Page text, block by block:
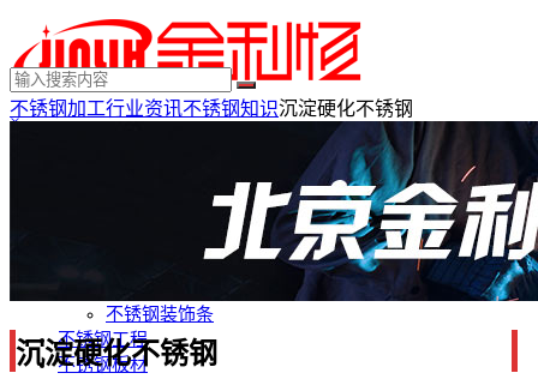
×
不锈钢装饰条
不锈钢工程
不锈钢板材
不锈钢加工行业资讯不锈钢知识沉淀硬化不锈钢
沉淀硬化不锈钢